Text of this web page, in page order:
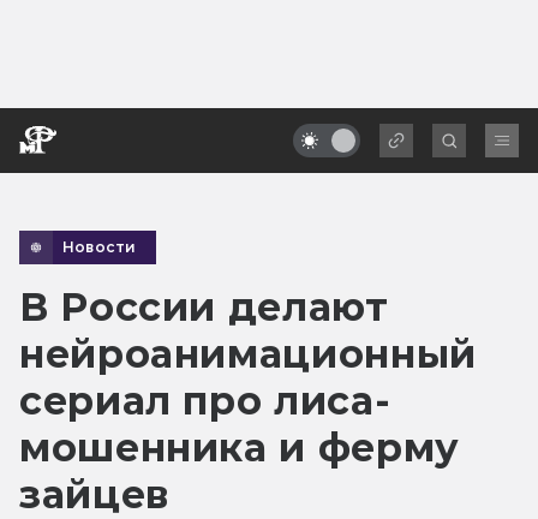
Новости
В России делают
нейроанимационный
сериал про лиса-
мошенника и ферму
зайцев